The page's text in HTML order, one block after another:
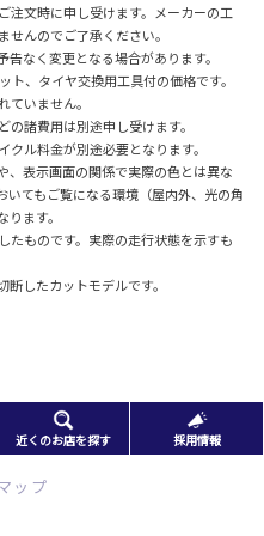
文時に申し受けます。メーカーの工
んのでご了承ください。
なく変更となる場合があります。
、タイヤ交換用工具付の価格です。
いません。
諸費用は別途申し受けます。
ル料金が別途必要となります。
表示画面の関係で実際の色とは異な
いてもご覧になる環境（屋内外、光の角
ます。
ものです。実際の走行状態を示すも
したカットモデルです。
近くのお店を探す 採用情報
ップ